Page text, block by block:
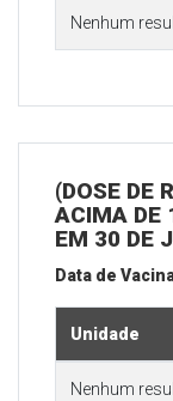
Nenhum
(DOSE DE
ACIMA DE
EM 30 DE
Data de
Unidade
Nenhum